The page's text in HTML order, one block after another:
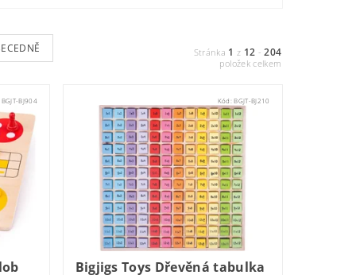
Stránka 1 z 12 -204
položek celkem
BGJT-BJ904 Kód:BGJT-BJ210
Bigjigs Toys Dřevěná tabulka